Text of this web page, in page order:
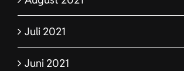
Juli 2021
Juni 2021